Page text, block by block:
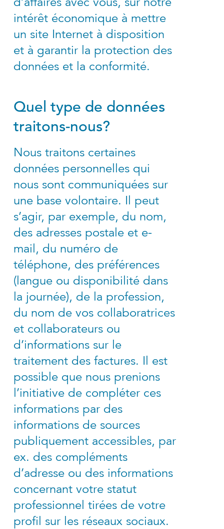
intérêt économique à mettre
un site Internet à disposition
et à garantir la protection des
données et la conformité.
Quel type de données
traitons-nous?
Nous traitons certaines
données personnelles qui
nous sont communiquées sur
une base volontaire. Il peut
s’agir, par exemple, du nom,
des adresses postale et e-
mail, du numéro de
téléphone, des préférences
(langue ou disponibilité dans
la journée), de la profession,
du nom de vos collaboratrices
et collaborateurs ou
d’informations sur le
traitement des factures. Il est
possible que nous prenions
l’initiative de compléter ces
informations par des
informations de sources
publiquement accessibles, par
ex. des compléments
d’adresse ou des informations
concernant votre statut
professionnel tirées de votre
profil sur les réseaux sociaux.